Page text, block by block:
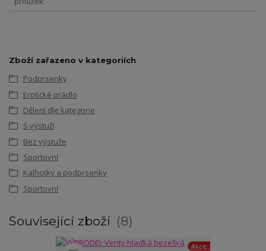
Zboží zařazeno v kategoriích
Podprsenky
Erotické prádlo
Dělení dle kategorie
S výstuží
Bez výstuže
Sportovní
Kalhotky a podprsenky
Sportovní
Související zboží 8
Akce